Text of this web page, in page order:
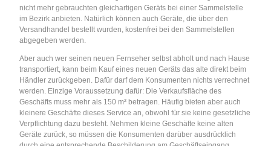
nicht mehr gebrauchten gleichartigen Geräts bei einer Sammelstelle
im Bezirk anbieten. Natürlich können auch Geräte, die über den
Versandhandel bestellt wurden, kostenfrei bei den Sammelstellen
abgegeben werden.
Aber auch wer seinen neuen Fernseher selbst abholt und nach Hause
transportiert, kann beim Kauf eines neuen Geräts das alte direkt beim
Händler zurückgeben. Dafür darf dem Konsumenten nichts verrechnet
werden. Einzige Voraussetzung dafür: Die Verkaufsfläche des
Geschäfts muss mehr als 150 m² betragen. Häufig bieten aber auch
kleinere Geschäfte dieses Service an, obwohl für sie keine gesetzliche
Verpflichtung dazu besteht. Nehmen kleine Geschäfte keine alten
Geräte zurück, so müssen die Konsumenten darüber ausdrücklich